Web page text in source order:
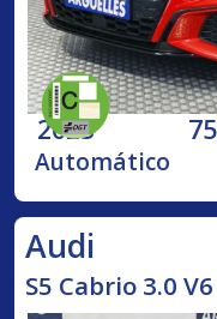
2023
Automático
Audi
S5 Cabrio 3.0